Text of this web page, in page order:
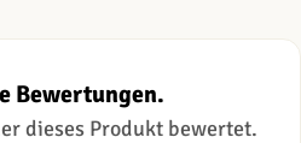
Bewertungen.
dieses Produkt bewertet.